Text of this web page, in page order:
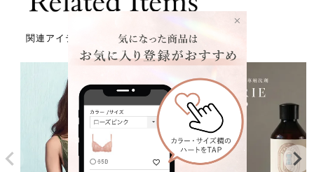
関連アイテム